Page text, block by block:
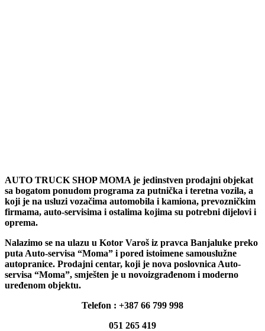
AUTO TRUCK SHOP MOMA je jedinstven prodajni objekat
sa bogatom ponudom programa za putnička i teretna vozila, a
koji je na usluzi vozačima automobila i kamiona, prevozničkim
firmama, auto-servisima i ostalima kojima su potrebni dijelovi i
oprema.
Nalazimo se na ulazu u Kotor Varoš iz pravca Banjaluke preko
puta Auto-servisa “Moma” i pored istoimene samouslužne
autopranice. Prodajni centar, koji je nova poslovnica Auto-
servisa “Moma”, smješten je u novoizgrađenom i moderno
uređenom objektu.
Telefon : +387 66 799 998
051 265 419